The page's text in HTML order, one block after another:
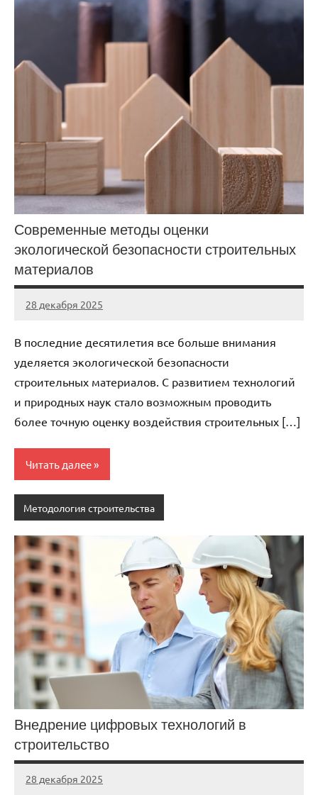
Современные методы оценки
экологической безопасности строительных
материалов
28 декабря 2025
stroi_proekt
Нет
В последние десятилетия все больше внимания
уделяется экологической безопасности
строительных материалов. С развитием технологий
и природных наук стало возможным проводить
более точную оценку воздействия строительных […]
Читать далее
Методология строительства
Внедрение цифровых технологий в
строительство
28 декабря 2025
stroi_proekt
Нет